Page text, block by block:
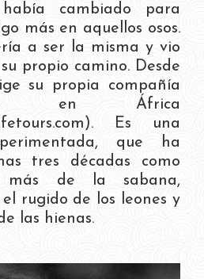
cambiado para
más en aquellos osos.
a ser la misma y vio
propio camino. Desde
su propia compañía
en África
Es una
que ha
tres décadas como
más de la sabana,
rugido de los leones y
las hienas.